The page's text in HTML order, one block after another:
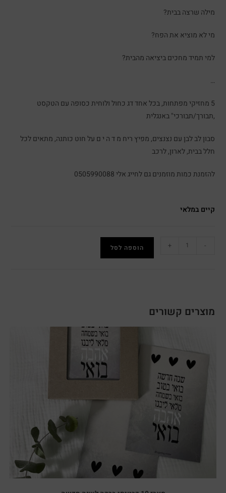
מילה שרצה בבית?
מי לא מוציא את הפח?
למי תמיד מחכים ביציאה מהבית?
…
5 מחזיקי מפתחות, בכל אחד דג כחול ולוחית כסופה עם הטקסט
,תבורך/תבורכי" באנגלית
סבון לב לבן עם נצנצים, מפיץ ריח מ ד ה י ם על חוט כותנה, מתאים לכל
חלל בבית, לארון, לרכב
להזמנת כמות מוזמנים גם לחייג אלי 0505990088
קיים במלאי
+ הוספה לסל
מוצרים קשורים